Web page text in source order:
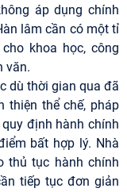
áp dụng chính
lâm cần có một tỉ
khoa học, công
văn.
dù thời gian qua đã
thiện thể chế, pháp
định hành chính
bất hợp lý. Nhà
thủ tục hành chính
tiếp tục đơn giản